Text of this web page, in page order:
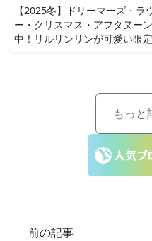
【2025冬】ドリーマーズ・ラ
ー・クリスマス・アフタヌー
中！リルリンリンが可愛い限
もっと
前の記事